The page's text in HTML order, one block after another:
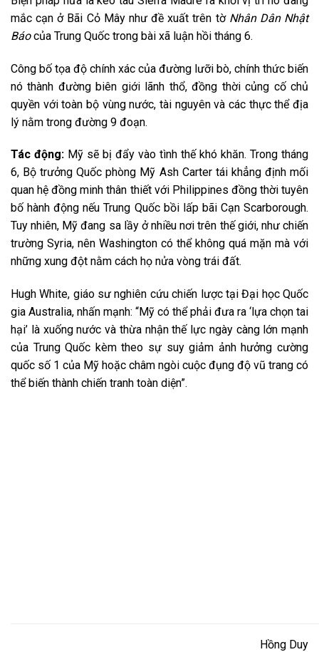
mắc cạn ở Bãi Cỏ Mây như đề xuất trên tờ Nhân Dân Nhật
Báocủa Trung Quốc trong bài xã luận hồi tháng 6.
Công bố tọa độ chính xác của đường lưỡi bò, chính thức biến
nó thành đường biên giới lãnh thổ, đồng thời củng cố chủ
quyền với toàn bộ vùng nước, tài nguyên và các thực thể địa
lý nằm trong đường 9 đoạn.
Tác động: Mỹ sẽ bị đẩy vào tình thế khó khăn. Trong tháng
6, Bộ trưởng Quốc phòng Mỹ Ash Carter tái khẳng định mối
quan hệ đồng minh thân thiết với Philippines đồng thời tuyên
bố hành động nếu Trung Quốc bồi lấp bãi Cạn Scarborough.
Tuy nhiên, Mỹ đang sa lầy ở nhiều nơi trên thế giới, như chiến
trường Syria, nên Washington có thể không quá mặn mà với
những xung đột nằm cách họ nửa vòng trái đất.
Hugh White, giáo sư nghiên cứu chiến lược tại Đại học Quốc
gia Australia, nhấn mạnh: “Mỹ có thể phải đưa ra ‘lựa chọn tai
hại’ là xuống nước và thừa nhận thế lực ngày càng lớn mạnh
của Trung Quốc kèm theo sự suy giảm ảnh hưởng cường
quốc số 1 của Mỹ hoặc châm ngòi cuộc đụng độ vũ trang có
thể biến thành chiến tranh toàn diện”.
Hồng Duy